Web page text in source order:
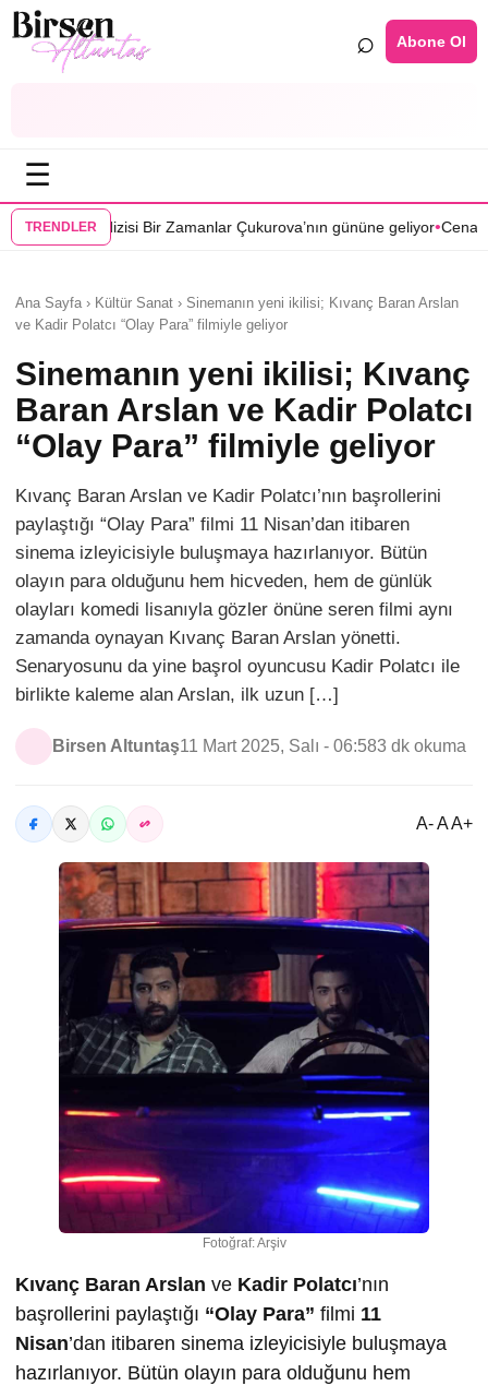
⌕ Abone Ol
☰
TRENDLER
Zamanlar Çukurova’nın gününe geliyor•Cenan Çamyurdu
Ana Sayfa › Kültür Sanat › Sinemanın yeni ikilisi; Kıvanç Baran Arslan
ve Kadir Polatcı “Olay Para” filmiyle geliyor
Sinemanın yeni ikilisi; Kıvanç
Baran Arslan ve Kadir Polatcı
“Olay Para” filmiyle geliyor
Kıvanç Baran Arslan ve Kadir Polatcı’nın başrollerini
paylaştığı “Olay Para” filmi 11 Nisan’dan itibaren
sinema izleyicisiyle buluşmaya hazırlanıyor. Bütün
olayın para olduğunu hem hicveden, hem de günlük
olayları komedi lisanıyla gözler önüne seren filmi aynı
zamanda oynayan Kıvanç Baran Arslan yönetti.
Senaryosunu da yine başrol oyuncusu Kadir Polatcı ile
birlikte kaleme alan Arslan, ilk uzun […]
Birsen Altuntaş11 Mart 2025, Salı - 06:583 dk okuma
A- A A+
Fotoğraf: Arşiv
Kıvanç Baran Arslan ve Kadir Polatcı’nın
başrollerini paylaştığı “Olay Para” filmi 11
Nisan’dan itibaren sinema izleyicisiyle buluşmaya
hazırlanıyor. Bütün olayın para olduğunu hem